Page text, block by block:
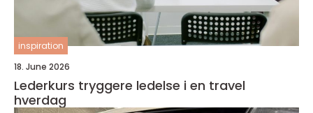
inspiration
18. June 2026
Lederkurs tryggere ledelse i en travel
hverdag